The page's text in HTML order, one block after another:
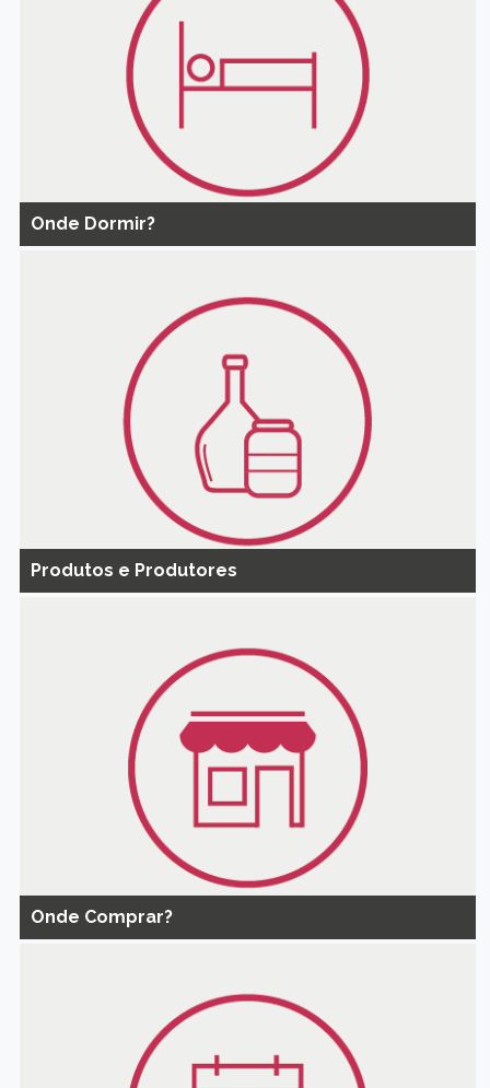
Onde Dormir?
Produtos e Produtores
Onde Comprar?